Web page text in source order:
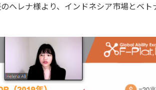
ヘレナ様より、インドネシア市場とベト